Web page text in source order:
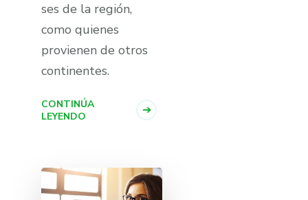
ses de la región,
como quienes
provienen de otros
continentes.
CONTINÚA
LEYENDO